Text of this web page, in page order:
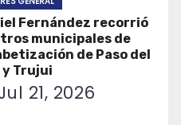
Fernández recorrió
municipales de
de Paso del
y Trujui
21, 2026